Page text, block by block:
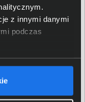
z innymi danymi
podczas
się to na kilka
mobilnej,
wydajność